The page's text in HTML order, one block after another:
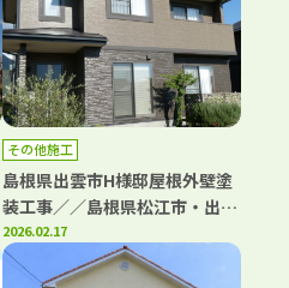
その他施工
島根県出雲市H様邸屋根外壁塗
装工事／／島根県松江市・出雲
市・大田市・雲南市・鳥取県米
子市・境港市の「きじま塗装」
2026.02.17